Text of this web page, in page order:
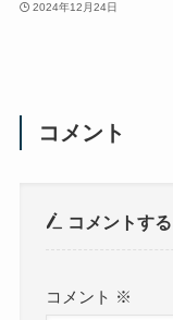
2024年12月24日
コメント
コメントする
コメント ※